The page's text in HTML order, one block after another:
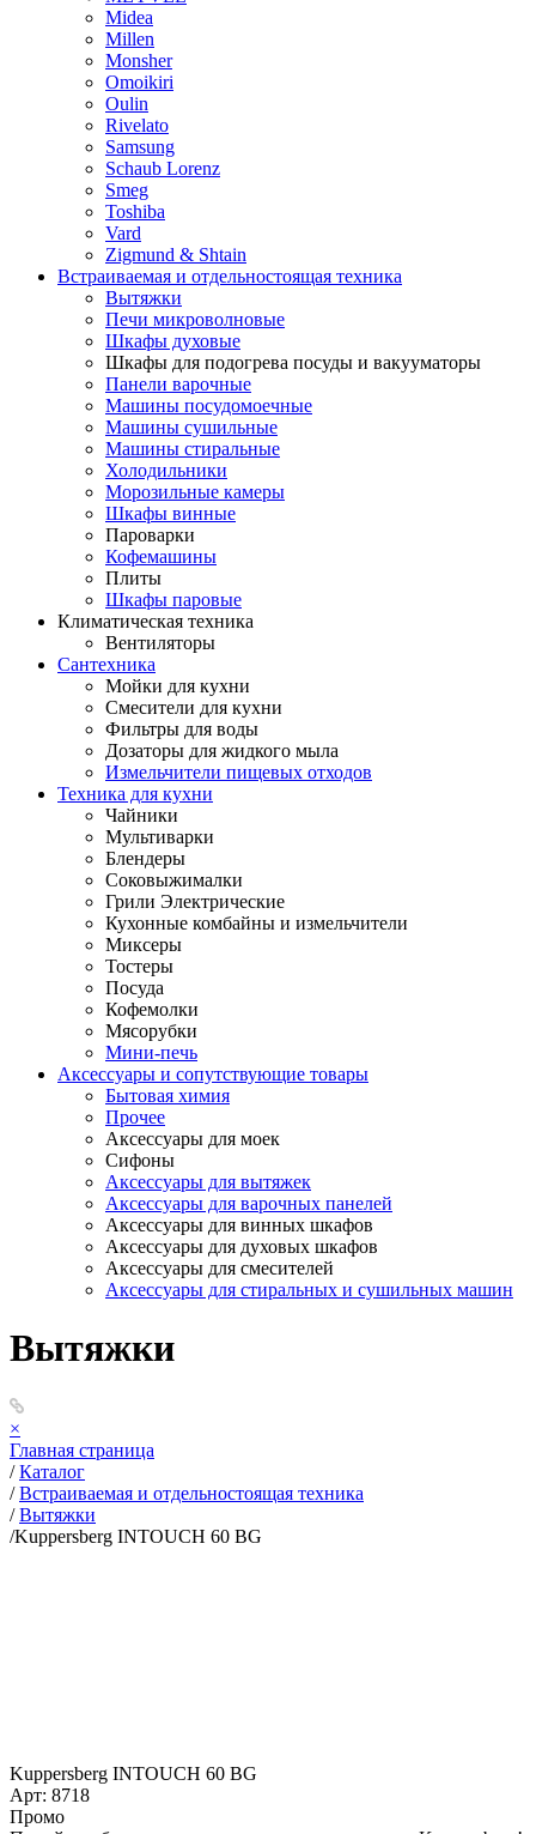
Midea
Millen
Monsher
Omoikiri
Oulin
Rivelato
Samsung
Schaub Lorenz
Smeg
Toshiba
Vard
Zigmund & Shtain
Встраиваемая и отдельностоящая техника
Вытяжки
Печи микроволновые
Шкафы духовые
Шкафы для подогрева посуды и вакууматоры
Панели варочные
Машины посудомоечные
Машины сушильные
Машины стиральные
Холодильники
Морозильные камеры
Шкафы винные
Пароварки
Кофемашины
Плиты
Шкафы паровые
Климатическая техника
Вентиляторы
Сантехника
Мойки для кухни
Смесители для кухни
Фильтры для воды
Дозаторы для жидкого мыла
Измельчители пищевых отходов
Техника для кухни
Чайники
Мультиварки
Блендеры
Соковыжималки
Грили Электрические
Кухонные комбайны и измельчители
Миксеры
Тостеры
Посуда
Кофемолки
Мясорубки
Мини-печь
Аксессуары и сопутствующие товары
Бытовая химия
Прочее
Аксессуары для моек
Сифоны
Аксессуары для вытяжек
Аксессуары для варочных панелей
Аксессуары для винных шкафов
Аксессуары для духовых шкафов
Аксессуары для смесителей
Аксессуары для стиральных и сушильных машин
Вытяжки
×
Главная страница
/ Каталог
/ Встраиваемая и отдельностоящая техника
/ Вытяжки
/Kuppersberg INTOUCH 60 BG
Kuppersberg INTOUCH 60 BG
Арт: 8718
Промо